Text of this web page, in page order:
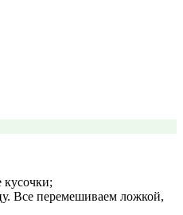
Все перемешиваем ложкой,